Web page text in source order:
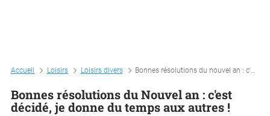
Accueil Loisirs Loisirs divers Bonnes résolutions du nouvel an : c'est décidé, je donne du temps aux autres !
Bonnes résolutions du Nouvel an : c'est
décidé, je donne du temps aux autres !